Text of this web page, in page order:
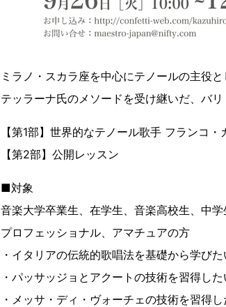
ミラノ・スカラ座を中心にテノールの主役
テッラーナ氏のメソードを受け継いだ、バ
【第1部】世界的なテノール歌手 フランコ
【第2部】公開レッスン
■対象
音楽大学卒業生、在学生、音楽高校生、中
プロフェッショナル、アマチュアの方
・イタリアの伝統的歌唱法を基礎から学びた
・パッサッジョとアクートの技術を習得した
・メッサ・ディ・ヴォーチェの技術を習得し